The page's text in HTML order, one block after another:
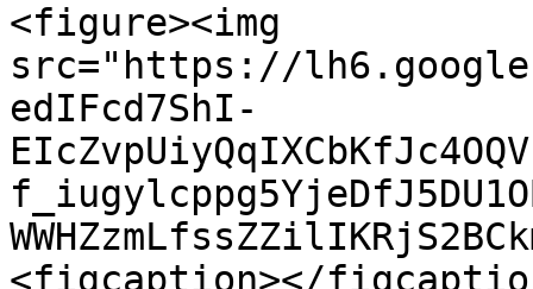
<figure><img
src="https://
edIFcd7ShI-
<figcaption></